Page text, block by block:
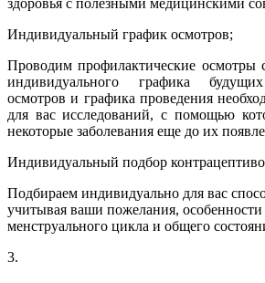
здоровья с полезными медицинскими
Индивидуальный график осмотров;
Проводим профилактические осмотры
индивидуального графика
осмотров и графика проведения
для вас исследований, с помощью
некоторые заболевания еще до их
Индивидуальный подбор
Подбираем индивидуально для вас
учитывая ваши пожелания,
менструального цикла и общего
3.